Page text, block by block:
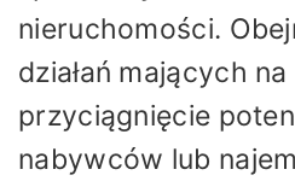
nieruchomości.
działań mających na
przyciągnięcie
nabywców lub